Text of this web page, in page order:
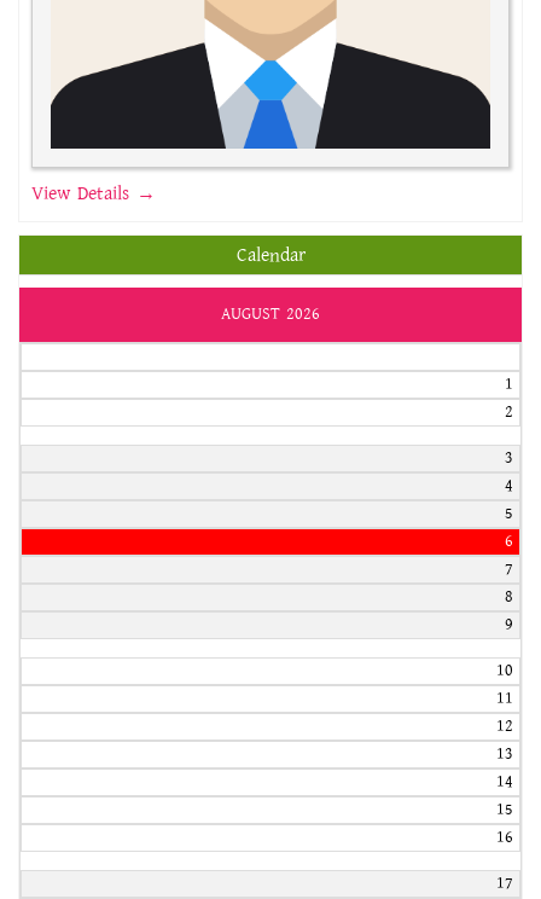
View Details →
Calendar
AUGUST 2026
1
2
3
4
5
6
7
8
9
10
11
12
13
14
15
16
17